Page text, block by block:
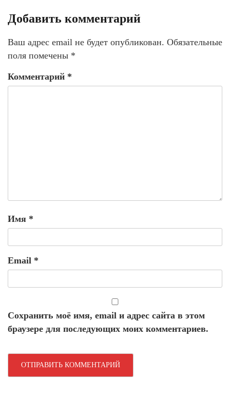
Добавить комментарий
Ваш адрес email не будет опубликован. Обязательные
поля помечены *
Комментарий *
Имя *
Email *
Сохранить моё имя, email и адрес сайта в этом
браузере для последующих моих комментариев.